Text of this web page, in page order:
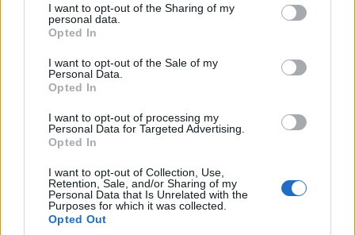
not limited to your visit or usage behaviour. You may click to
grant or deny consent to Google and its third-party tags to
use your data for below specified purposes in below Google
consent section.
I want to opt-out of the Sharing of my
personal data.
Opted In
I want to opt-out of the Sale of my
Personal Data.
Opted In
I want to opt-out of processing my
Personal Data for Targeted Advertising.
Opted In
I want to opt-out of Collection, Use,
Retention, Sale, and/or Sharing of my
Personal Data that Is Unrelated with the
Purposes for which it was collected.
Opted Out
Egész nap érdemes meglátogatni a Zsolnay Negyedet október
2024.10.06